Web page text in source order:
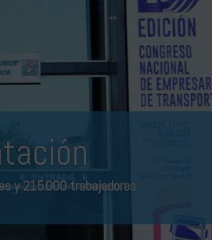
y 215.000 trabajadores